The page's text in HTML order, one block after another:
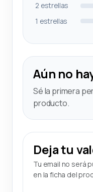
2 estrellas
1 estrellas
Aún no
Sé la primera
producto.
Deja tu
Tu email no será
en la ficha del